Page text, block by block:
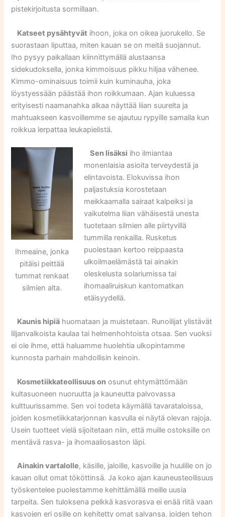
pistekirjoitusta sormillaan.
Katseet pysähtyvät ihoon, joka on oikea juorukello. Se
suorastaan liputtaa, miten kauan se on meitä suojannut.
Iho pysyy paikallaan kiinnittymällä alustaansa
sidekudoksella, jonka kimmoisuus pikku hiljaa vähenee.
Kimmo-ominaisuus toimii kuin kuminauha, joka
löystyessään päästää ihon roikkumaan. Ajan kuluessa
erityisesti naamanahka alkaa näyttää liian suurelta ja
mahtuakseen kasvoillemme se ajautuu rypyille samalla kun
roikkua lerpattaa leukapielistä.
Ihmeaine, jonka
pitäisi peittää
tummat renkaat
silmien alta.
Sen lisäksi iho ilmiantaa
monenlaisia asioita terveydestä ja
elintavoista. Elokuvissa ihon
paljastuksia korostetaan
meikkaamalla sairaat kalpeiksi ja
vaikutelma liian vähäisestä unesta
tuotetaan silmien alle piirtyvillä
tummilla renkailla. Rusketus
puolestaan kertoo reippaasta
ulkoilmaelämästä tai ainakin
oleskelusta solariumissa tai
ihomaaliruiskun kantomatkan
etäisyydellä.
Kaunis hipiä huomataan ja muistetaan. Runoilijat ylistävät
liljanvalkoista kaulaa tai helmenhohtoista otsaa. Sen vuoksi
ei ole ihme, että haluamme huolehtia ulkopintamme
kunnosta parhain mahdollisin keinoin.
Kosmetiikkateollisuus on osunut ehtymättömään
kultasuoneen nuoruutta ja kauneutta palvovassa
kulttuurissamme. Sen voi todeta käymällä tavarataloissa,
joiden kosmetiikkatarjonnan kasvulla ei näytä olevan rajoja.
Usein tuotteet vielä sijoitetaan niin, että muille ostoksille on
mentävä rasva- ja ihomaaliosaston läpi.
Ainakin vartalolle, käsille, jaloille, kasvoille ja huulille on jo
kauan ollut omat tököttinsä. Ja koko ajan kauneusteollisuus
työskentelee puolestamme kehittämällä meille uusia
tarpeita. Sen tuloksena pelkkä kasvorasva ei enää riitä vaan
kasvojen eri osille on kehitetty omat salvansa, joiden tehon